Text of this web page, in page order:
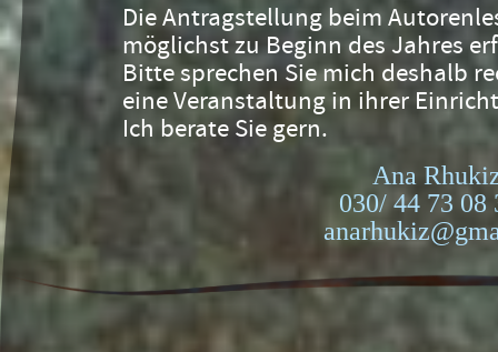
Die Antragstellung beim
möglichst zu Beginn des Jahres
Bitte sprechen Sie mich deshalb
eine Veranstaltung in ihrer
Ich berate Sie gern.
Ana
030/ 44 73 08